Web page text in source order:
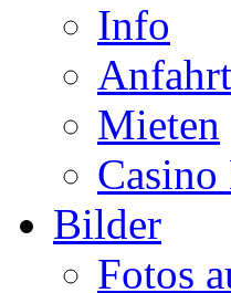
Info
Anfahrt
Mieten
Casino
Bilder
Fotos